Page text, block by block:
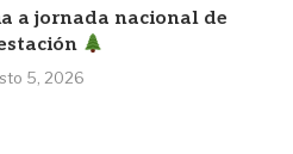
a jornada nacional de
5, 2026